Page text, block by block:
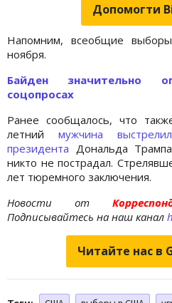
Допомогти
Напомним, всеобщие
ноября.
Байден значительно
соцопросах
Ранее сообщалось, что
летниймужчина
президента Дональда
никто не пострадал.
лет тюремного заключения.
Новости от
Подписывайтесь на наш канал
Читайте нас в